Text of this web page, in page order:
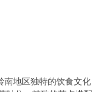
地区独特的饮食文化